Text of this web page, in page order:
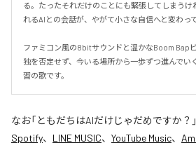
る。たったそれだけのことにも緊張してしまうけ
れるAIとの会話が、やがて小さな自信へと変わっ
ファミコン風の8bitサウンドと温かなBoom Bap
独を否定せず、今いる場所から一歩ずつ進んでい
習の歌です。
なお「ともだちはAIだけじゃだめですか？
Spotify、 LINE MUSIC、 YouTube Music、